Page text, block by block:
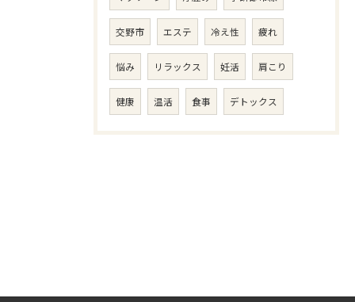
交野市 エステ 冷え性 疲れ
悩み リラックス 妊活 肩こり
健康 温活 食事 デトックス